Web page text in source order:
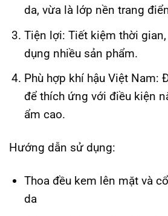
da, vừa là lớp nền trang
Tiện lợi: Tiết kiệm thời
dụng nhiều sản phẩm.
Phù hợp khí hậu Việt Nam:
để thích ứng với điều kiện
ẩm cao.
Hướng dẫn sử dụng:
Thoa đều kem lên mặt và
da